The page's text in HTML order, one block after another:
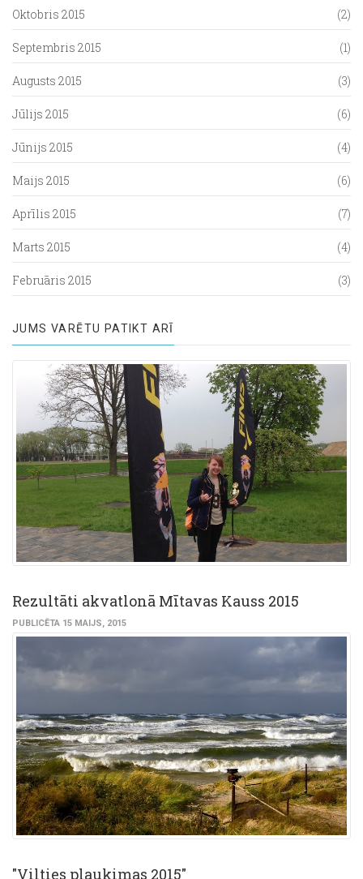
Oktobris 2015 (2)
Septembris 2015 (1)
Augusts 2015 (3)
Jūlijs 2015 (6)
Jūnijs 2015 (4)
Maijs 2015 (6)
Aprīlis 2015 (7)
Marts 2015 (4)
Februāris 2015 (3)
JUMS VARĒTU PATIKT ARĪ
Rezultāti akvatlonā Mītavas Kauss 2015
PUBLICĒTA 15 MAIJS, 2015
"Vilties plaukimas 2015"